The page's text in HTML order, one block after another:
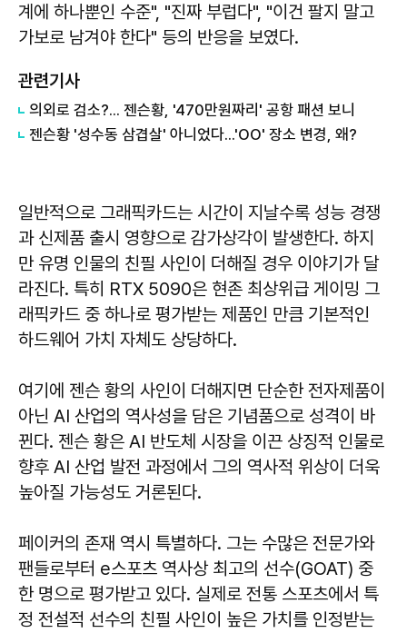
계에 하나뿐인 수준", "진짜 부럽다", "이건 팔지 말고
가보로 남겨야 한다" 등의 반응을 보였다.
관련기사
의외로 검소?... 젠슨황, '470만원짜리' 공항 패션 보니
젠슨황 '성수동 삼겹살' 아니었다...'OO' 장소 변경, 왜?
일반적으로 그래픽카드는 시간이 지날수록 성능 경쟁
과 신제품 출시 영향으로 감가상각이 발생한다. 하지
만 유명 인물의 친필 사인이 더해질 경우 이야기가 달
라진다. 특히 RTX 5090은 현존 최상위급 게이밍 그
래픽카드 중 하나로 평가받는 제품인 만큼 기본적인
하드웨어 가치 자체도 상당하다.
여기에 젠슨 황의 사인이 더해지면 단순한 전자제품이
아닌 AI 산업의 역사성을 담은 기념품으로 성격이 바
뀐다. 젠슨 황은 AI 반도체 시장을 이끈 상징적 인물로
향후 AI 산업 발전 과정에서 그의 역사적 위상이 더욱
높아질 가능성도 거론된다.
페이커의 존재 역시 특별하다. 그는 수많은 전문가와
팬들로부터 e스포츠 역사상 최고의 선수(GOAT) 중
한 명으로 평가받고 있다. 실제로 전통 스포츠에서 특
정 전설적 선수의 친필 사인이 높은 가치를 인정받는